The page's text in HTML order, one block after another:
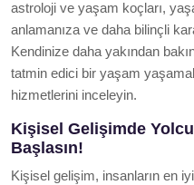
astroloji ve yaşam koçları,
anlamanıza ve daha bilinçli
Kendinize daha yakından
tatmin edici bir yaşam
hizmetlerini inceleyin.
Kişisel Gelişimde
Başlasın!
Kişisel gelişim, insanların en